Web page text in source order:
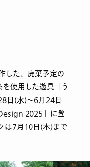
した、廃棄予定の
使用した遊具「う
日(水)〜6月24日
2025」に登
は7月10日(木)まで